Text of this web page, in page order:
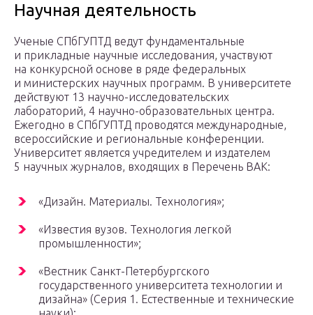
Научная деятельность
Ученые СПбГУПТД ведут фундаментальные
и прикладные научные исследования, участвуют
на конкурсной основе в ряде федеральных
и министерских научных программ. В университете
действуют 13 научно-исследовательских
лабораторий, 4 научно-образовательных центра.
Ежегодно в СПбГУПТД проводятся международные,
всероссийские и региональные конференции.
Университет является учредителем и издателем
5 научных журналов, входящих в Перечень ВАК:
«Дизайн. Материалы. Технология»;
«Известия вузов. Технология легкой
промышленности»;
«Вестник Санкт-Петербургского
государственного университета технологии и
дизайна» (Серия 1. Естественные и технические